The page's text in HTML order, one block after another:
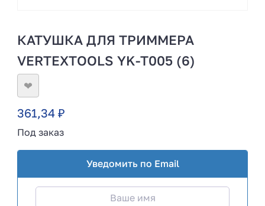
КАТУШКА ДЛЯ ТРИММЕРА
VERTEXTOOLS YK-T005 (6)
❤
361,34 ₽
Под заказ
Уведомить по Email